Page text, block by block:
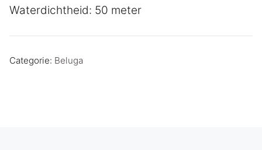
Waterdichtheid: 50 meter
Categorie: Beluga